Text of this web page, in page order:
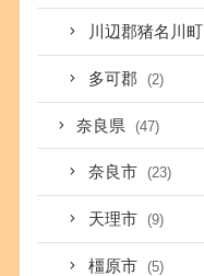
川辺郡猪名川町
多可郡 (2)
奈良県 (47)
奈良市 (23)
天理市 (9)
橿原市 (5)